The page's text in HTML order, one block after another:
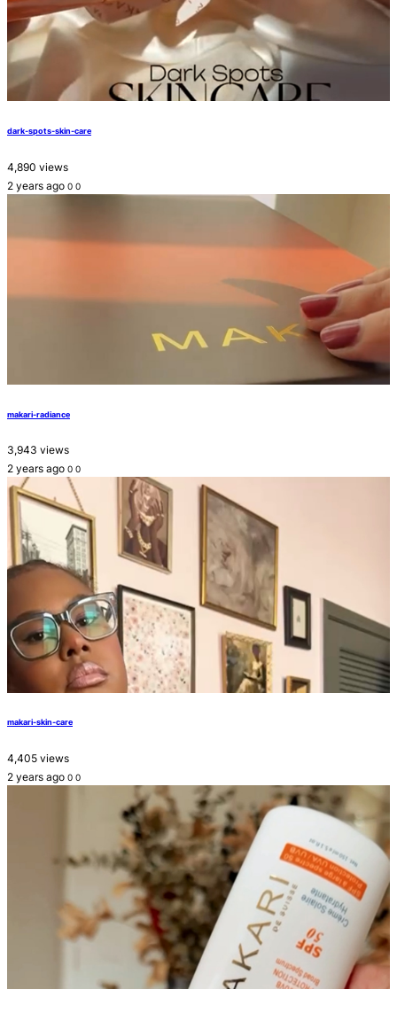
dark-spots-skin-care
4,890 views
2 years ago 0 0
makari-radiance
3,943 views
2 years ago 0 0
makari-skin-care
4,405 views
2 years ago 0 0